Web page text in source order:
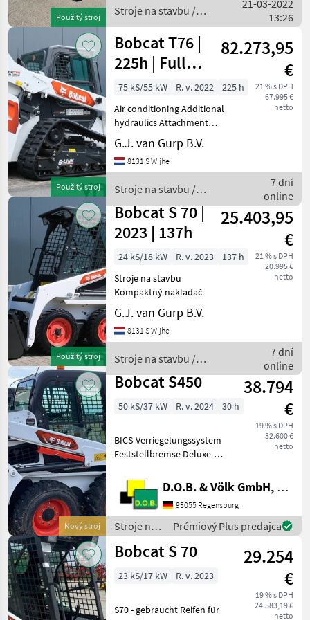
Použitý stroj
Stroje na stavbu /
Bobcat
21-03-2022
13:26
Použitý stroj
Bobcat T76 |
225h | Full
option! | A/C |
BSS | High Flo
82.273,95
€
21 % s DPH
67.995 €
netto
75 kS/55 kW R. v. 2022
225 h
Air conditioning Additional
hydraulics Attachment
bracket angular movement
Cruise control Camera
Stroje na stavbu
G.J. van Gurp B.V.
8131 S Wijhe
Stroje na stavbu /
Bobcat
7 dní
online
Použitý stroj
Bobcat S 70 |
2023 | 137h
25.403,95
€
21 % s DPH
20.995 €
netto
24 kS/18 kW R. v. 2023
137 h
Stroje na stavbu
Kompaktný nakladač
G.J. van Gurp B.V.
8131 S Wijhe
Stroje na stavbu /
Bobcat
7 dní
online
Nový stroj
Bobcat S450
38.794
€
19 % s DPH
32.600 €
netto
50 kS/37 kW R. v. 2024 30 h
BICS-Verriegelungssystem
Feststellbremse Deluxe-
Ausschäumung im
Kabineninneren, Seiten-,
Dach- und Heckscheiben,
Deluxe-Kabelbaum, Decken
D.O.B. & Völk GmbH, Filiale Regensburg
93055 Regensburg
Stroje na
stavbu /
Bobcat
Prémiový Plus predajca
Bobcat S 70
29.254
€
19 % s DPH
24.583,19 €
netto
23 kS/17 kW R. v. 2023
S70 - gebraucht Reifen für